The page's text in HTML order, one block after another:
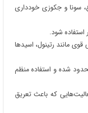
سونا و جکوزی خودداری
شود.
مانند رتینول، اسیدها
شده و استفاده منظم
که باعث تعریق